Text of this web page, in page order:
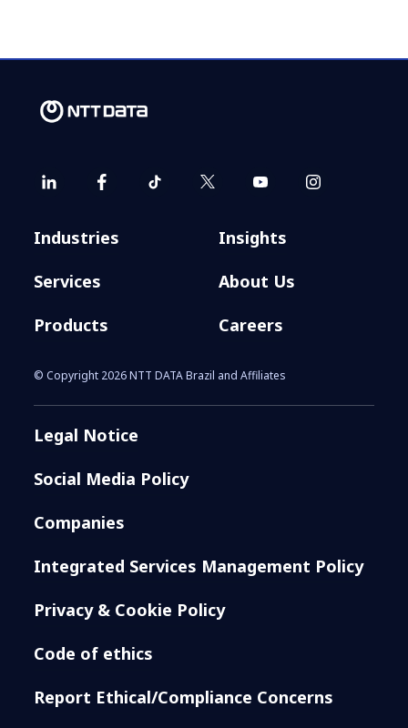
Industries
Services
Products
Insights
About Us
Careers
© Copyright 2026 NTT DATA Brazil and Affiliates
Legal Notice
Social Media Policy
Companies
Integrated Services Management Policy
Privacy & Cookie Policy
Code of ethics
Report Ethical/Compliance Concerns